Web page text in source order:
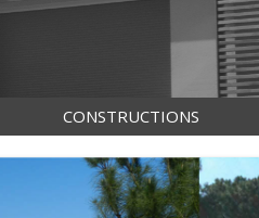
Aller au contenu principal
CONSTRUCTIONS
CONSTRUCTION DE MAISONS
BISCARROSSE